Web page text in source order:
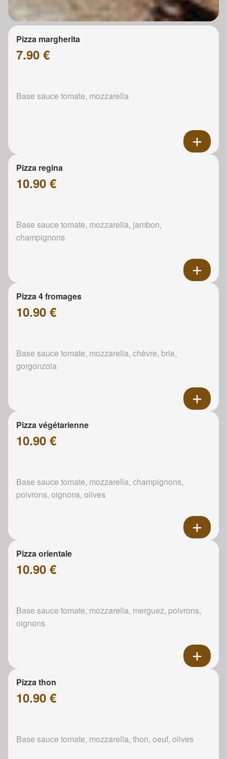
Pizza margherita
7.90 €
Base sauce tomate, mozzarella
Pizza regina
10.90 €
Base sauce tomate, mozzarella, jambon,
champignons
Pizza 4 fromages
10.90 €
Base sauce tomate, mozzarella, chèvre, brie,
gorgonzola
Pizza végétarienne
10.90 €
Base sauce tomate, mozzarella, champignons,
poivrons, oignons, olives
Pizza orientale
10.90 €
Base sauce tomate, mozzarella, merguez, poivrons,
oignons
Pizza thon
10.90 €
Base sauce tomate, mozzarella, thon, oeuf, olives